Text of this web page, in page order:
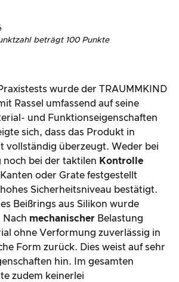
beträgt 100 Punkte
wurde der TRAUMMKIND
Rassel umfassend auf seine
und Funktionseigenschaften
sich, dass das Produkt in
vollständig überzeugt. Weder bei
bei der taktilen Kontrolle
oder Grate festgestellt
Sicherheitsniveau bestätigt.
Beißrings aus Silikon wurde
Nach mechanischer Belastung
ohne Verformung zuverlässig in
Form zurück. Dies weist auf sehr
hin. Im gesamten
zudem keinerlei